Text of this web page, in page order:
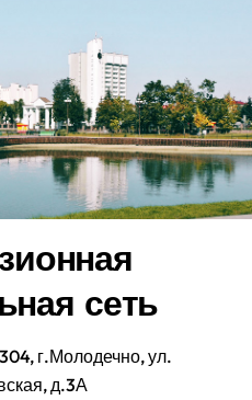
сеть
г.Молодечно, ул.
д.3А